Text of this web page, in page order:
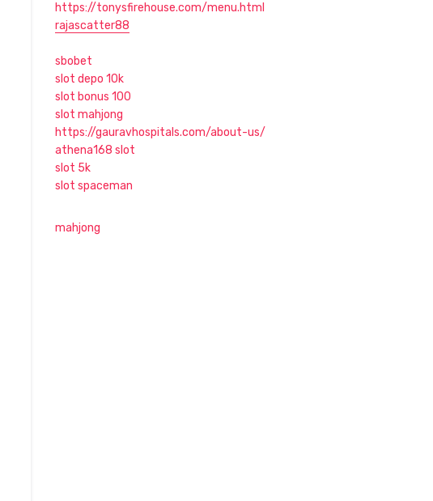
https://tonysfirehouse.com/menu.html
rajascatter88
sbobet
slot depo 10k
slot bonus 100
slot mahjong
https://gauravhospitals.com/about-us/
athena168 slot
slot 5k
slot spaceman
mahjong